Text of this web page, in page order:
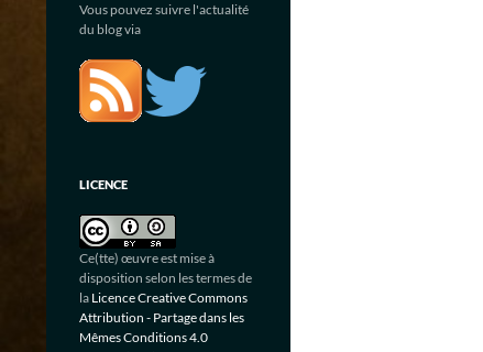
Vous pouvez suivre l'actualité
du blog via
LICENCE
Ce(tte) œuvre est mise à
disposition selon les termes de
la Licence Creative Commons
Attribution - Partage dans les
Mêmes Conditions 4.0